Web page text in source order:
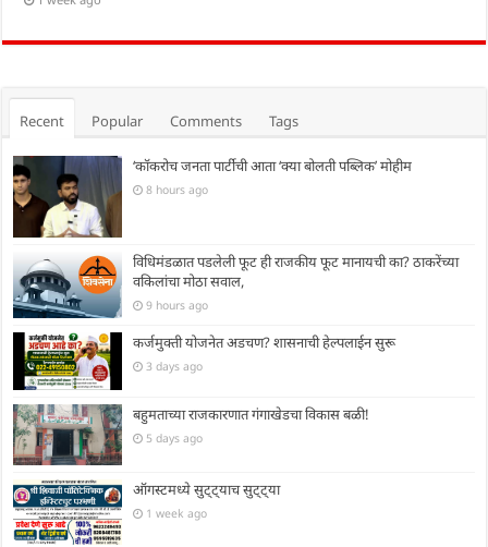
Recent Popular Comments Tags
‘कॉकरोच जनता पार्टीची आता ‘क्या बोलती पब्लिक’ मोहीम
8 hours ago
विधिमंडळात पडलेली फूट ही राजकीय फूट मानायची का? ठाकरेंच्या
वकिलांचा मोठा सवाल,
9 hours ago
कर्जमुक्ती योजनेत अडचण? शासनाची हेल्पलाईन सुरू
3 days ago
बहुमताच्या राजकारणात गंगाखेडचा विकास बळी!
5 days ago
ऑगस्टमध्ये सुट्ट्याच सुट्ट्या
1 week ago